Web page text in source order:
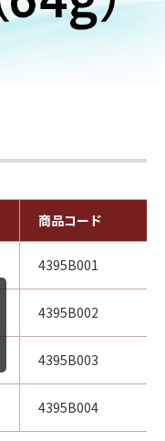
商品コード
4395B001
4395B002
4395B003
4395B004